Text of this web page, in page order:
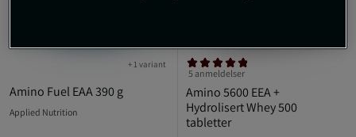
Amino Fuel EAA 390 g
+ 1 variant
Applied Nutrition
Amino 5600 EEA +
Hydrolisert Whey 500
tabletter
5 anmeldelser